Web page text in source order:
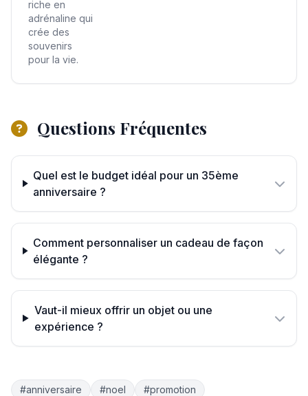
riche en
adrénaline qui
crée des
souvenirs
pour la vie.
Questions Fréquentes
Quel est le budget idéal pour un 35ème
anniversaire ?
Comment personnaliser un cadeau de façon
élégante ?
Vaut-il mieux offrir un objet ou une
expérience ?
#anniversaire #noel #promotion